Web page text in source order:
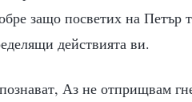
защо посветих на Петър
действията ви.
Аз не отприщвам